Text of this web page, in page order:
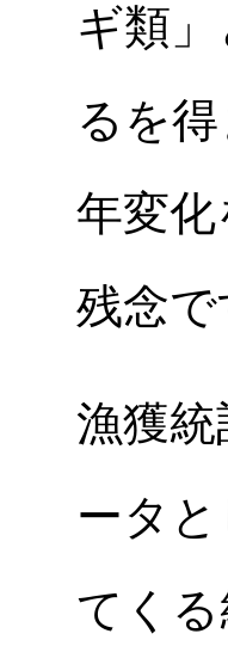
ギ類
るを
年変
残念で
漁獲
ータ
てく